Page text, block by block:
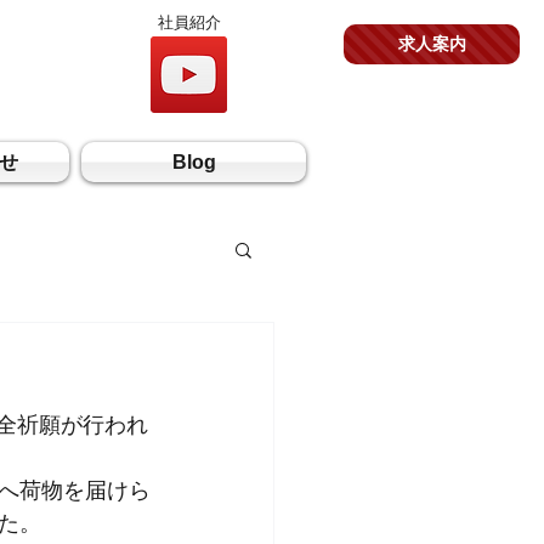
求人案内
Blog
社員紹介
祈願が行われ
荷物を届けら
。